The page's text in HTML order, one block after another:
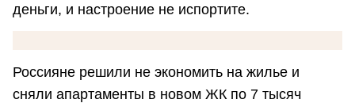
деньги, и настроение не испортите.
Россияне решили не экономить на жилье и
сняли апартаменты в новом ЖК по 7 тысяч